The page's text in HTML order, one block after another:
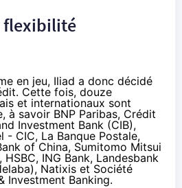
flexibilité
en jeu, Iliad a donc décidé
Cette fois, douze
et internationaux sont
à savoir BNP Paribas, Crédit
Investment Bank (CIB),
- CIC, La Banque Postale,
of China, Sumitomo Mitsui
ING Bank, Landesbank
Natixis et Société
Investment Banking.